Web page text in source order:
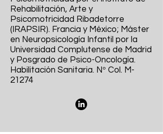
Rehabilitación, Arte y
Psicomotricidad Ribadetorre
(IRAPSIR). Francia y México; Máster
en Neuropsicología Infantil por la
Universidad Complutense de Madrid
y Posgrado de Psico-Oncología.
Habilitación Sanitaria. Nº Col. M-
21274